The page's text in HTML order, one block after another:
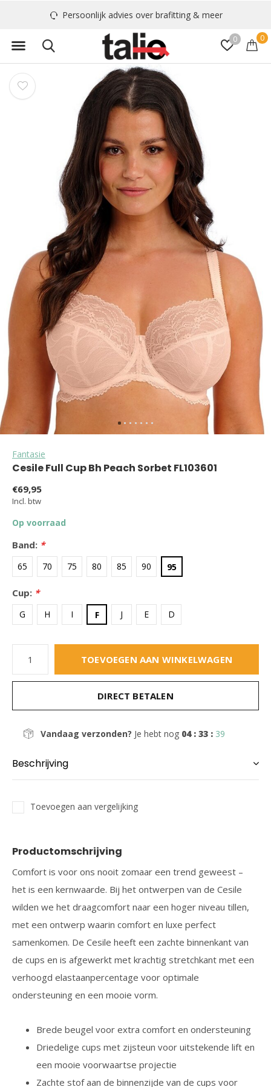
0 0
Persoonlijk advies over brafitting & meer
Fantasie
Cesile Full Cup Bh Peach Sorbet FL103601
€69,95
Incl. btw
Op voorraad
Band: *
65 70 75 80 85 90 95
Cup: *
G H I F J E D
TOEVOEGEN AAN WINKELWAGEN
DIRECT BETALEN
Vandaag verzonden? Je hebt nog 04 : 33 : 38
Beschrijving
Toevoegen aan vergelijking
Productomschrijving
Comfort is voor ons nooit zomaar een trend geweest –
het is een kernwaarde. Bij het ontwerpen van de Cesile
wilden we het draagcomfort naar een hoger niveau tillen,
met een ontwerp waarin comfort en luxe perfect
samenkomen. De Cesile heeft een zachte binnenkant van
de cups en is afgewerkt met krachtig stretchkant met een
verhoogd elastaanpercentage voor optimale
ondersteuning en een mooie vorm.
Brede beugel voor extra comfort en ondersteuning
Driedelige cups met zijsteun voor uitstekende lift en
een mooie voorwaartse projectie
Zachte stof aan de binnenzijde van de cups voor